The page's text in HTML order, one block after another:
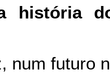
história
num futuro